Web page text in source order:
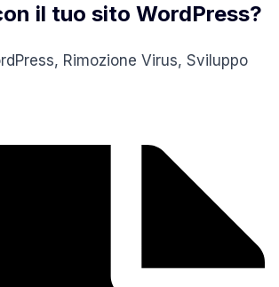
il tuo sito WordPress?
Rimozione Virus, Sviluppo